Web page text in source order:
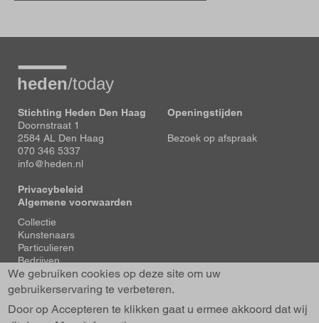
Stichting Heden Den Haag
Doornstraat 1
2584 AL Den Haag
070 346 5337
info@heden.nl
Privacybeleid
Algemene voorwaarden
Openingstijden
Bezoek op afspraak
Voet
Collectie
Kunstenaars
Particulieren
Bedrijven
Tentoonstellingen
Actueel
About us
We gebruiken cookies op deze site om uw
gebruikerservaring te verbeteren.
Door op Accepteren te klikken gaat u ermee akkoord dat wij